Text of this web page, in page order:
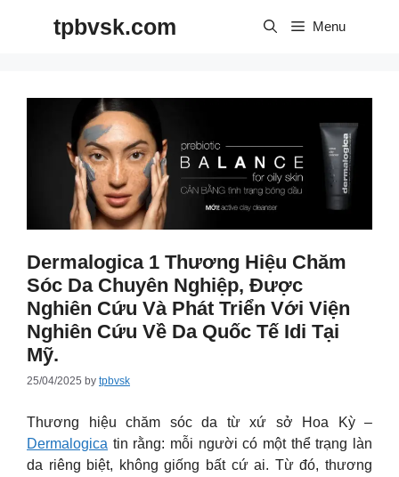
tpbvsk.com Menu
Dermalogica 1 Thương Hiệu Chăm
Sóc Da Chuyên Nghiệp, Được
Nghiên Cứu Và Phát Triển Với Viện
Nghiên Cứu Về Da Quốc Tế Idi Tại
Mỹ.
25/04/2025 by tpbvsk
Thương hiệu chăm sóc da từ xứ sở Hoa Kỳ –
Dermalogica tin rằng: mỗi người có một thể trạng làn
da riêng biệt, không giống bất cứ ai. Từ đó, thương